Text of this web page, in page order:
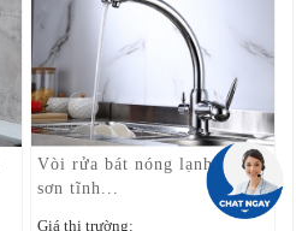
Vòi rửa bát nóng lạnh đồng
sơn tĩnh...
Giá thị trường: